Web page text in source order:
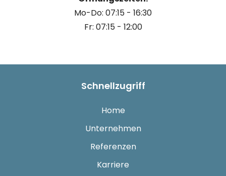
Mo-Do: 07:15 - 16:30
Fr: 07:15 - 12:00
Schnellzugriff
Home
Unternehmen
Referenzen
Karriere